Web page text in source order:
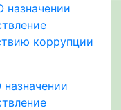
коррупции